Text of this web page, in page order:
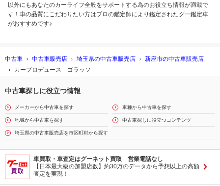
以外にもあなたのカーライフ全般をサポートする為のお役立ち情報が満載で
す！車の品質にこだわりたい方はプロの鑑定師により鑑定されたグー鑑定車
がおすすめです♪
中古車 中古車販売店 埼玉県の中古車販売店
新座市の中古車販売店
カープロデュース ゴラッソ
中古車探しに役立つ情報
メーカーから中古車を探す 車種から中古車を探す
地域から中古車を探す 中古車探しに役立つコンテンツ
埼玉県の中古車販売店を市区町村から探す
車買取・車査定はグーネット買取 営業電話なし
【日本最大級の加盟店数】約30万のデータから予想以上の高額
査定を実現！